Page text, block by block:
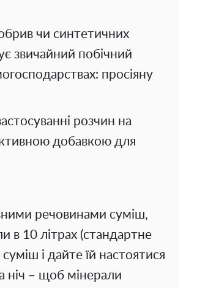
чи синтетичних
звичайний побічний
просіяну
розчин на
добавкою для
речовинами суміш,
в 10 літрах (стандартне
і дайте їй настоятися
ніч – щоб мінерали